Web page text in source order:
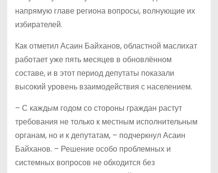
напрямую главе региона вопросы, волнующие их
избирателей.
Как отметил Асаин Байханов, областной маслихат
работает уже пять месяцев в обновлённом
составе, и в этот период депутаты показали
высокий уровень взаимодействия с населением.
– С каждым годом со стороны граждан растут
требования не только к местным исполнительным
органам, но и к депутатам, – подчеркнул Асаин
Байханов. – Решение особо проблемных и
системных вопросов не обходится без